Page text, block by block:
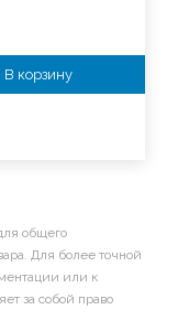
В корзину
общего
Для более точной
или к
за собой право